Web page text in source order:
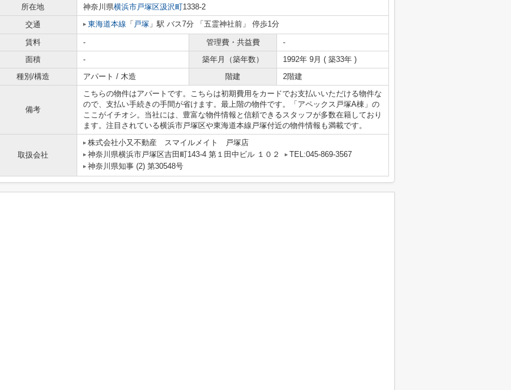
所在地 神奈川県横浜市戸塚区汲沢町1338-2
交通
東海道本線 「 戸塚 」駅 バス7分 「五霊神社前」 停歩1分
賃料 - 管理費・共益費
-
面積
- 築年月（築年数）
1992年 9月 ( 築33年 )
種別/構造
アパート / 木造 階建 2階建
備考
こちらの物件はアパートです。こちらは初期費用をカードでお支払いいただける物件な
ので、支払い手続きの手間が省けます。最上階の物件です。「アペックス戸塚A棟」の
ここがイチオシ。当社には、豊富な物件情報と信頼できるスタッフが多数在籍しており
ます。注目されている横浜市戸塚区や東海道本線戸塚付近の物件情報も満載です。
取扱会社
株式会社小又不動産 スマイルメイト 戸塚店
神奈川県横浜市戸塚区吉田町143-4 第１田中ビル １０２
TEL:045-869-3567
神奈川県知事 (2) 第30548号